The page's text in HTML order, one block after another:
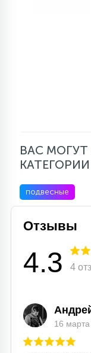
ВАС МОГУТ
КАТЕГОРИИ
подвесные
Отзывы
4.3 4
16